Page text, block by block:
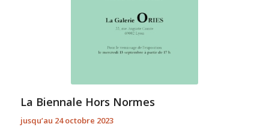
La Biennale Hors Normes
jusqu’au 24 octobre 2023